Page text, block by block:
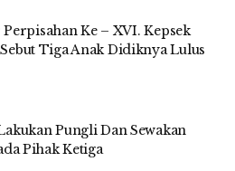
Perpisahan Ke – XVI. Kepsek
Tiga Anak Didiknya Lulus
Pungli Dan Sewakan
Pihak Ketiga